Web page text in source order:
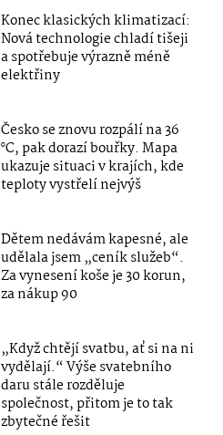
Konec klasických klimatizací:
Nová technologie chladí tišeji
a spotřebuje výrazně méně
elektřiny
Česko se znovu rozpálí na 36
°C, pak dorazí bouřky. Mapa
ukazuje situaci v krajích, kde
teploty vystřelí nejvýš
Dětem nedávám kapesné, ale
udělala jsem „ceník služeb“.
Za vynesení koše je 30 korun,
za nákup 90
„Když chtějí svatbu, ať si na ni
vydělají.“ Výše svatebního
daru stále rozděluje
společnost, přitom je to tak
zbytečné řešit